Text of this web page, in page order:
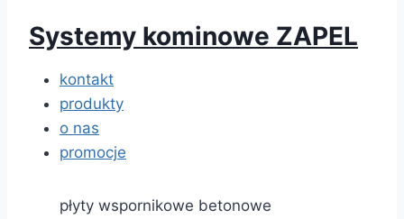
Systemy kominowe ZAPEL
kontakt
produkty
o nas
promocje
płyty wspornikowe betonowe